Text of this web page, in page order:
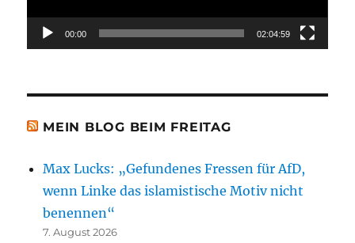
00:00 02:04:59
MEIN BLOG BEIM FREITAG
Max Lucks: „Gefundenes Fressen für AfD,
wenn Linke das islamistische Motiv nicht
benennen“
7. August 2026